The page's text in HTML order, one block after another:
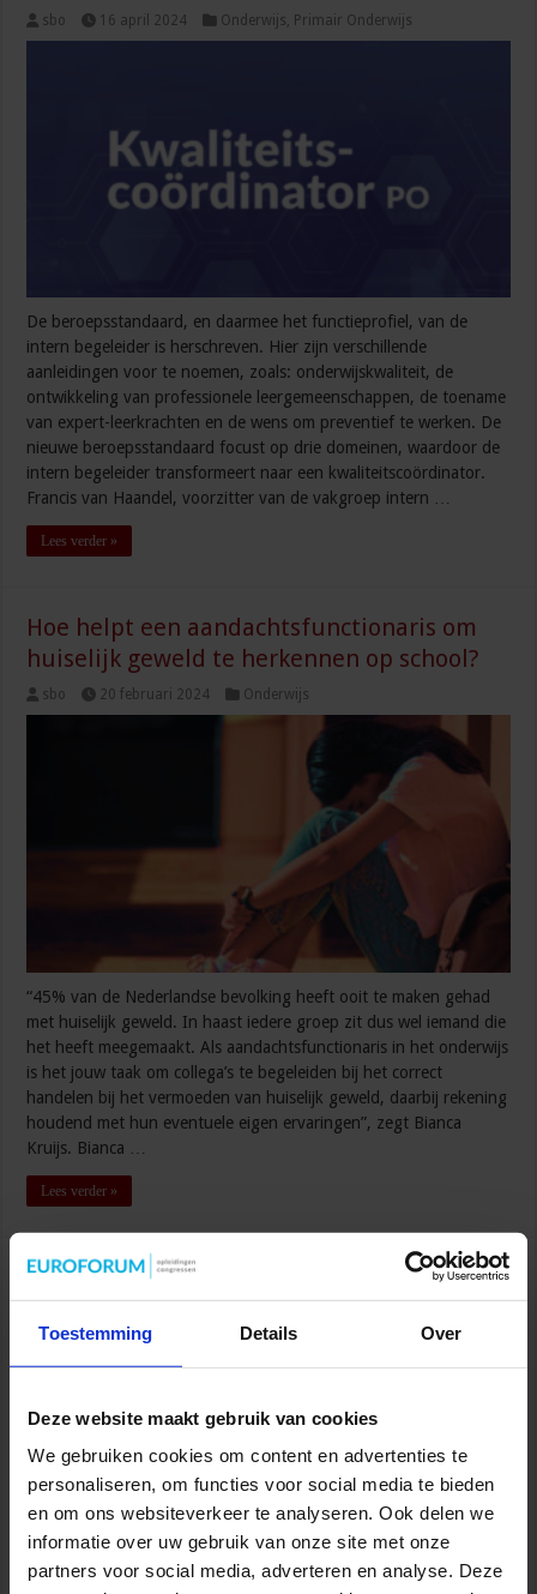
Toestemming Details Over
Deze website maakt gebruik van cookies
We gebruiken cookies om content en advertenties te
personaliseren, om functies voor social media te bieden
en om ons websiteverkeer te analyseren. Ook delen we
informatie over uw gebruik van onze site met onze
partners voor social media, adverteren en analyse. Deze
sbo 16 april 2024 Onderwijs Primair Onderwijs
De beroepsstandaard, en daarmee het functieprofiel, van de
intern begeleider is herschreven. Hier zijn verschillende
aanleidingen voor te noemen, zoals: onderwijskwaliteit, de
ontwikkeling van professionele leergemeenschappen, de toename
van expert-leerkrachten en de wens om preventief te werken. De
nieuwe beroepsstandaard focust op drie domeinen, waardoor de
intern begeleider transformeert naar een kwaliteitscoördinator.
Francis van Haandel, voorzitter van de vakgroep intern …
Lees verder »
Hoe helpt een aandachtsfunctionaris om
huiselijk geweld te herkennen op school?
sbo 20 februari 2024 Onderwijs
“45% van de Nederlandse bevolking heeft ooit te maken gehad
met huiselijk geweld. In haast iedere groep zit dus wel iemand die
het heeft meegemaakt. Als aandachtsfunctionaris in het onderwijs
is het jouw taak om collega’s te begeleiden bij het correct
handelen bij het vermoeden van huiselijk geweld, daarbij rekening
houdend met hun eventuele eigen ervaringen”, zegt Bianca
Kruijs. Bianca …
Lees verder »
Hoe implementeer je digitaal summatief of
formatief toetsen in het VO?
sbo 26 januari 2024 Onderwijs Voortgezet Onderwijs